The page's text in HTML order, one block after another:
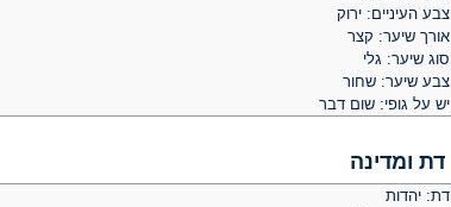
צבע העיניים: ירוק
אורך שיער: קצר
סוג שיער: גלי
צבע שיער: שחור
יש על גופי: שום דבר
דת ומדינה
דת: יהדות